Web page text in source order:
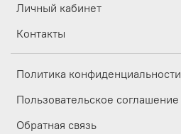
Личный кабинет
Контакты
Политика конфиденциальности
Пользовательское соглашение
Обратная связь